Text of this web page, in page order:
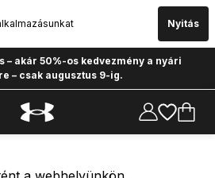
Nyitás
– akár 50%-os kedvezmény a nyári
– csak augusztus 9-ig.